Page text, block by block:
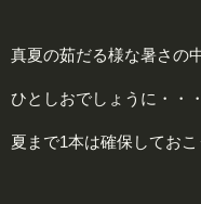
真夏の茹だる様な暑さの
ひとしおでしょうに・・
夏まで1本は確保しておこ